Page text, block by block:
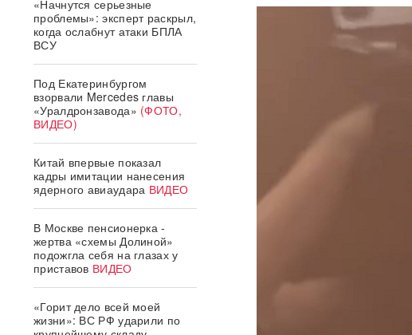
«Начнутся серьезные
проблемы»: эксперт раскрыл,
когда ослабнут атаки БПЛА
ВСУ
Под Екатеринбургом
взорвали Mercedes главы
«Уралдронзавода» (ФОТО,
ВИДЕО)
Китай впервые показал
кадры имитации нанесения
ядерного авиаудара ВИДЕО
В Москве пенсионерка -
жертва «схемы Долиной»
подожгла себя на глазах у
приставов ВИДЕО
«Горит дело всей моей
жизни»: ВС РФ ударили по